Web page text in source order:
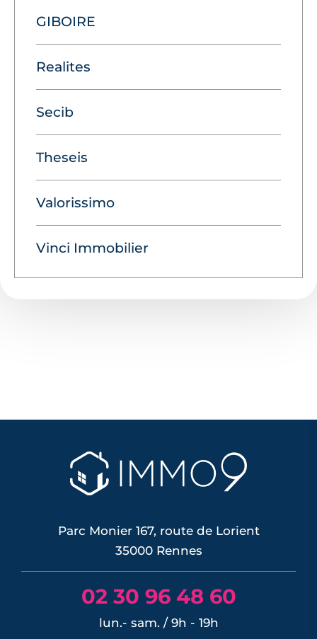
GIBOIRE
Realites
Secib
Theseis
Valorissimo
Vinci Immobilier
Parc Monier 167, route de Lorient
35000 Rennes
02 30 96 48 60
lun.- sam. / 9h - 19h